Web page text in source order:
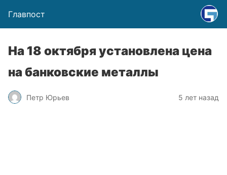
Главпост
На 18 октября установлена цена
на банковские металлы
Петр Юрьев 5 лет назад